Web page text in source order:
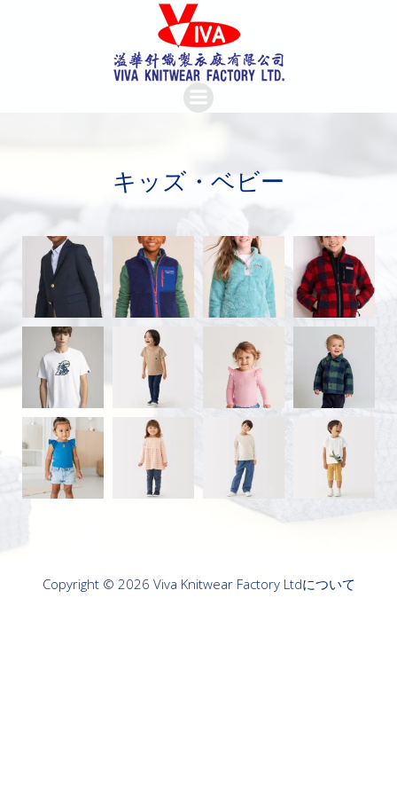
Skip
to
content
キッズ・ベビー
Copyright © 2026 Viva Knitwear Factory Ltdについて